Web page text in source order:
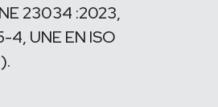
23034 :2023,
4, UNE EN ISO